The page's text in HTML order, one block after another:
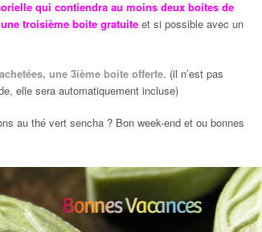
qui contiendra au moins deux boites de
troisième boite gratuite et si possible avec un
une 3ième boite offerte. (il n’est pas
elle sera automatiquement incluse)
au thé vert sencha ? Bon week-end et ou bonnes